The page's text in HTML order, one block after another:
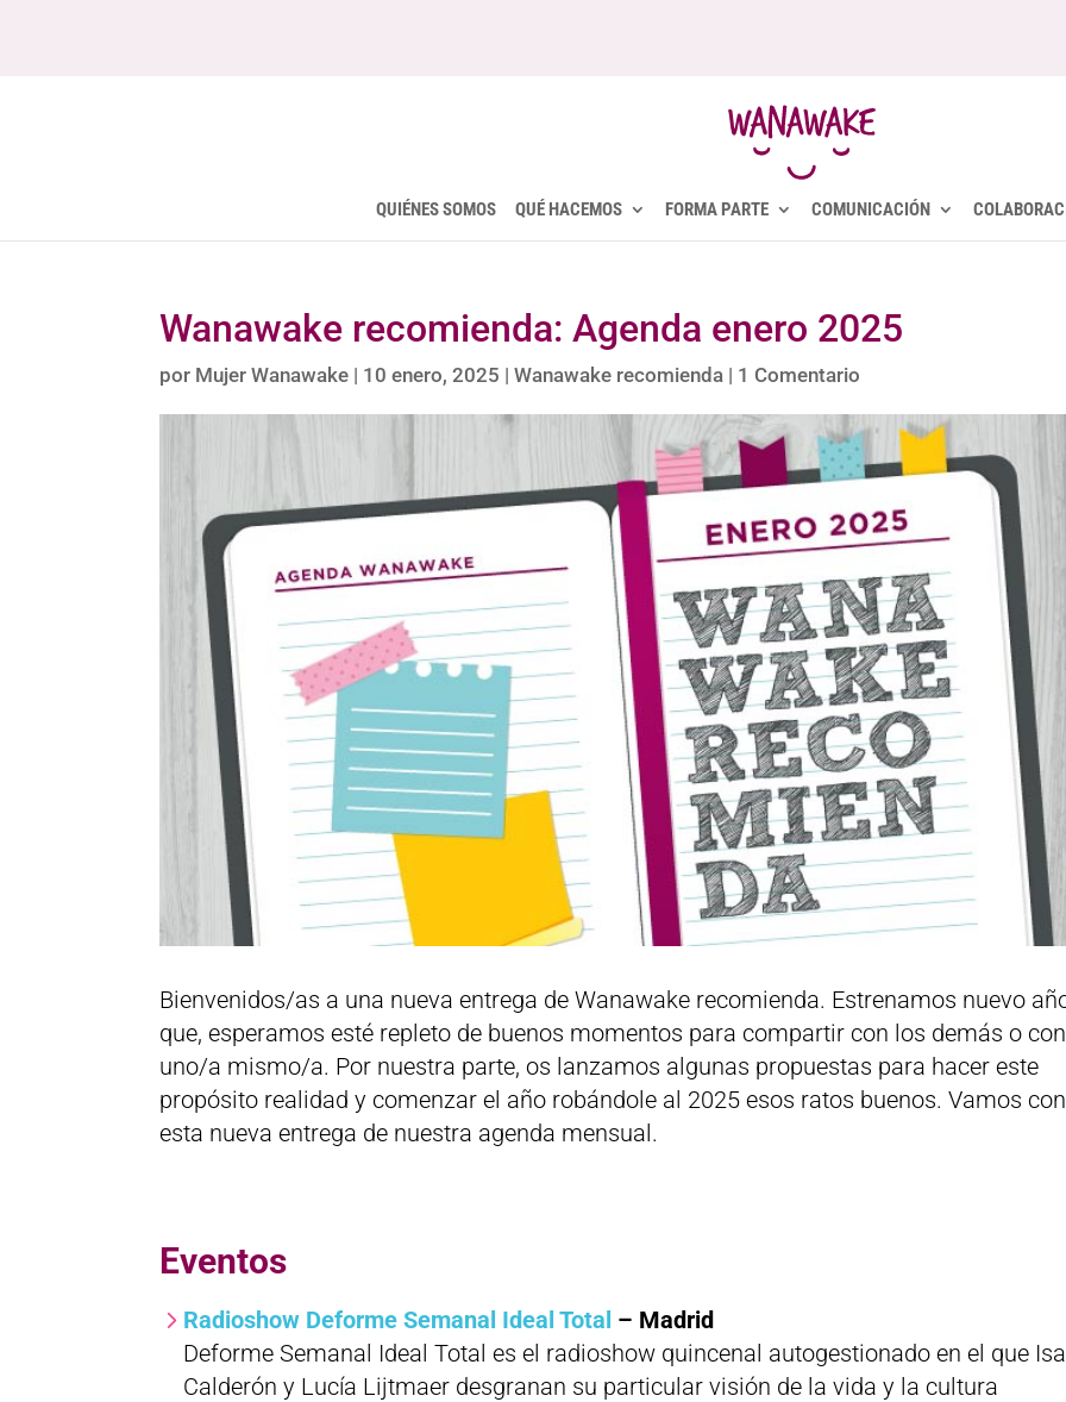
QUIÉNES SOMOS QUÉ HACEMOS FORMA PARTE COMUNICACIÓN
Wanawake recomienda: Agenda enero 2025
por Mujer Wanawake | 10 enero, 2025 |Wanawake recomienda | 1 Comentario
Bienvenidos/as a una nueva entrega de Wanawake recomienda. Estrenamos nuevo
que, esperamos esté repleto de buenos momentos para compartir con los demás o con
uno/a mismo/a. Por nuestra parte, os lanzamos algunas propuestas para hacer este
propósito realidad y comenzar el año robándole al 2025 esos ratos buenos. Vamos con
esta nueva entrega de nuestra agenda mensual.
Eventos
Radioshow Deforme Semanal Ideal Total – Madrid
Deforme Semanal Ideal Total es el radioshow quincenal autogestionado en el que Isa
Calderón y Lucía Lijtmaer desgranan su particular visión de la vida y la cultura